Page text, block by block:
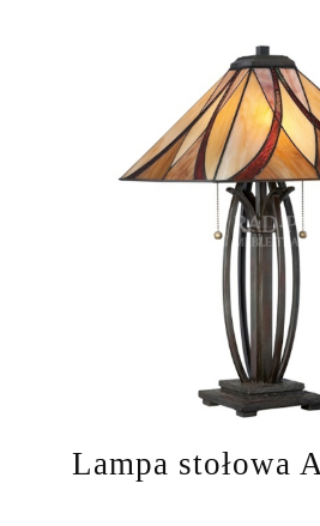
Lampa stołowa